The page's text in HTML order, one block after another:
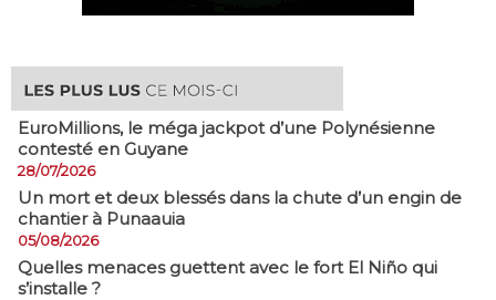
EuroMillions, ​le méga jackpot d’une Polynésienne
contesté en Guyane
28/07/2026
​Un mort et deux blessés dans la chute d’un engin de
chantier à Punaauia
05/08/2026
Quelles menaces guettent avec le fort El Niño qui
s’installe ?